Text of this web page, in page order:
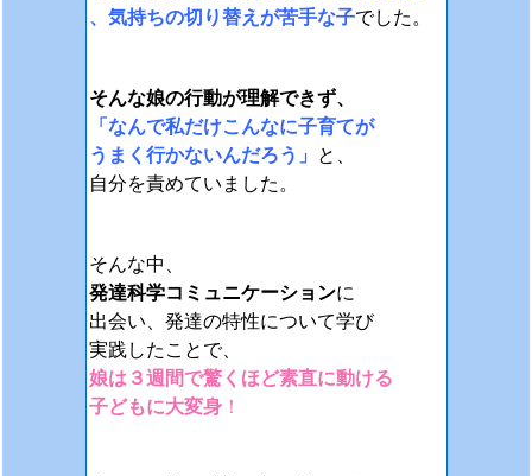
、気持ちの切り替えが苦手な子でした。
そんな娘の行動が理解できず、
「なんで私だけこんなに子育てが
うまく行かないんだろう」
と、
自分を責めていました。
そんな中、
発達科学コミュニケーションに
出会い、発達の特性について学び
実践したことで、
娘は３週間で驚くほど素直に動ける
子どもに大変身！